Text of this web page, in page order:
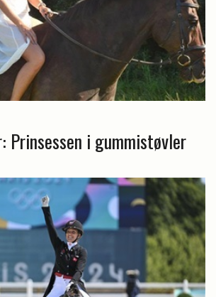
Prinsessen i gummistøvler